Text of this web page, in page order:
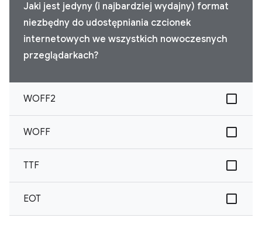
Jaki jest jedyny (i najbardziej wydajny) format
niezbędny do udostępniania czcionek
internetowych we wszystkich nowoczesnych
przeglądarkach?
WOFF2
WOFF
TTF
EOT